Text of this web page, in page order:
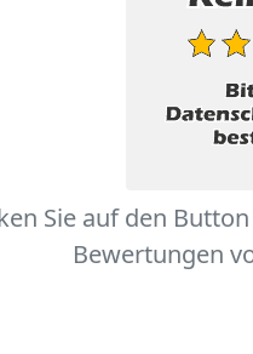
Sie auf den
Bewertungen